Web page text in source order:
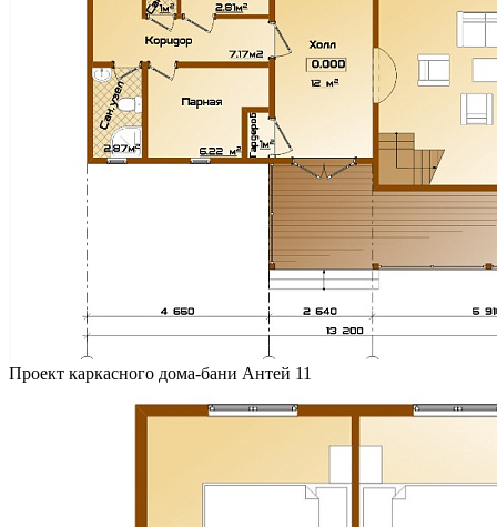
Проект каркасного дома-бани Антей 11